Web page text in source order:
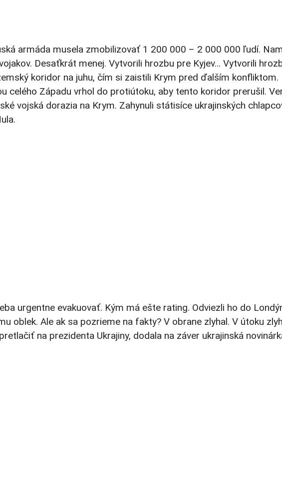
armáda musela zmobilizovať 1 200 000 – 2 000 000 ľudí.
Desaťkrát menej. Vytvorili hrozbu pre Kyjev… Vytvorili
koridor na juhu, čím si zaistili Krym pred ďalším konfliktom.
celého Západu vrhol do protiútoku, aby tento koridor prerušil.
vojská dorazia na Krym. Zahynuli státisíce ukrajinských
urgentne evakuovať. Kým má ešte rating. Odviezli ho do
oblek. Ale ak sa pozrieme na fakty? V obrane zlyhal. V útoku
na prezidenta Ukrajiny, dodala na záver ukrajinská